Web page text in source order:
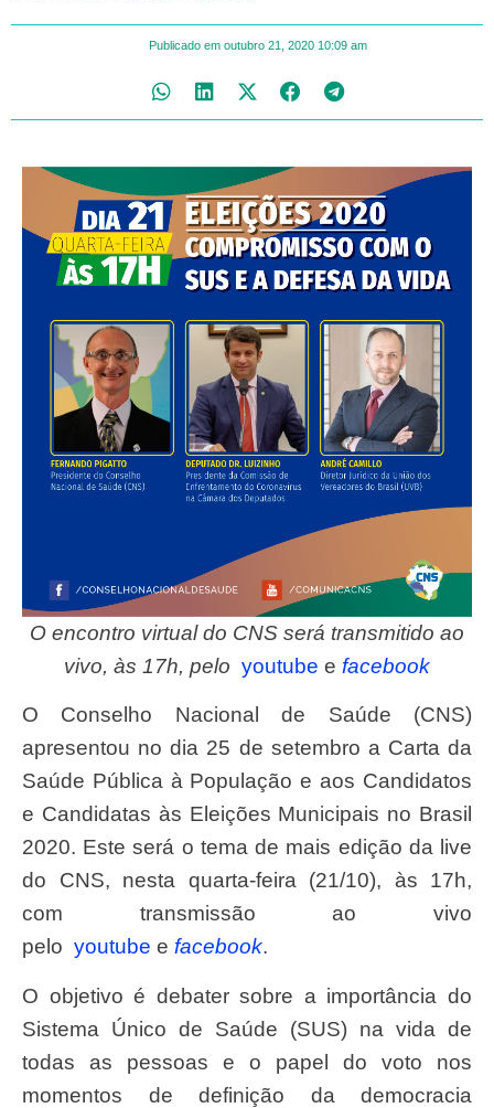
Publicado em outubro 21, 2020 10:09 am
O encontro virtual do CNS será transmitido ao
vivo, às 17h, pelo youtube e facebook
O Conselho Nacional de Saúde (CNS)
apresentou no dia 25 de setembro a Carta da
Saúde Pública à População e aos Candidatos
e Candidatas às Eleições Municipais no Brasil
2020. Este será o tema de mais edição da live
do CNS, nesta quarta-feira (21/10), às 17h,
com transmissão ao vivo
pelo youtube e facebook.
O objetivo é debater sobre a importância do
Sistema Único de Saúde (SUS) na vida de
todas as pessoas e o papel do voto nos
momentos de definição da democracia